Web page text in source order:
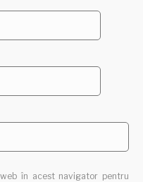
în acest navigator pentru